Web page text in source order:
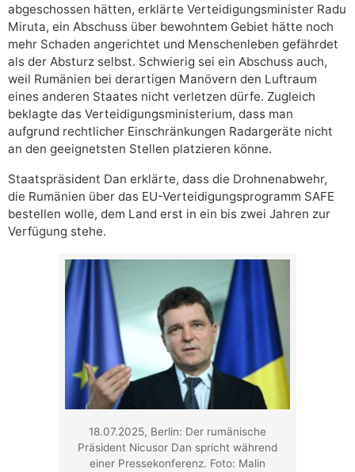
abgeschossen hätten, erklärte Verteidigungsminister Radu
Miruta, ein Abschuss über bewohntem Gebiet hätte noch
mehr Schaden angerichtet und Menschenleben gefährdet
als der Absturz selbst. Schwierig sei ein Abschuss auch,
weil Rumänien bei derartigen Manövern den Luftraum
eines anderen Staates nicht verletzen dürfe. Zugleich
beklagte das Verteidigungsministerium, dass man
aufgrund rechtlicher Einschränkungen Radargeräte nicht
an den geeignetsten Stellen platzieren könne.
Staatspräsident Dan erklärte, dass die Drohnenabwehr,
die Rumänien über das EU-Verteidigungsprogramm SAFE
bestellen wolle, dem Land erst in ein bis zwei Jahren zur
Verfügung stehe.
18.07.2025, Berlin: Der rumänische
Präsident Nicusor Dan spricht während
einer Pressekonferenz. Foto: Malin